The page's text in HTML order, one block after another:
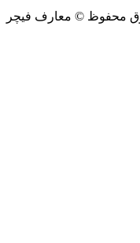
محفوظ © معارف فیچر